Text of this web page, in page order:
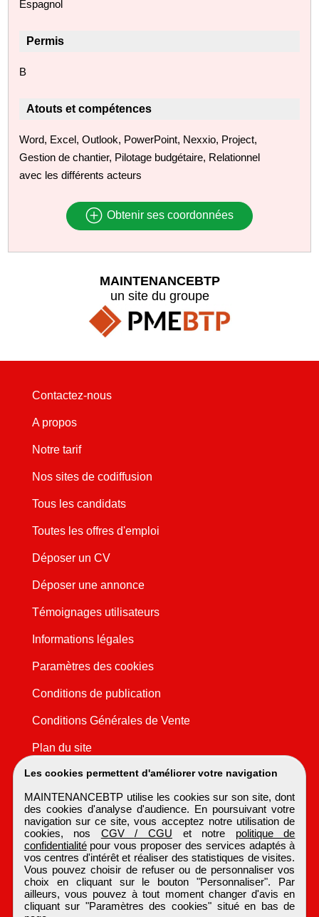
Espagnol
Permis
B
Atouts et compétences
Word, Excel, Outlook, PowerPoint, Nexxio, Project,
Gestion de chantier, Pilotage budgétaire, Relationnel
avec les différents acteurs
Obtenir ses coordonnées
Les cookies permettent d'améliorer votre navigation
MAINTENANCEBTP utilise les cookies sur son site, dont
des cookies d'analyse d'audience. En poursuivant votre
navigation sur ce site, vous acceptez notre utilisation de
cookies, nos CGV / CGU et notre politique de
confidentialitépour vous proposer des services adaptés à
vos centres d'intérêt et réaliser des statistiques de visites.
Vous pouvez choisir de refuser ou de personnaliser vos
choix en cliquant sur le bouton "Personnaliser". Par
ailleurs, vous pouvez à tout moment changer d'avis en
cliquant sur "Paramètres des cookies" situé en bas de
MAINTENANCEBTP
un site du groupe
Contactez-nous
A propos
Notre tarif
Nos sites de codiffusion
Tous les candidats
Toutes les offres d'emploi
Déposer un CV
Déposer une annonce
Témoignages utilisateurs
Informations légales
Paramètres des cookies
Conditions de publication
Conditions Générales de Vente
Plan du site